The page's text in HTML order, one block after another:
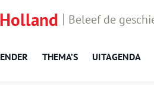
Beleef de
THEMA’S UITAGENDA